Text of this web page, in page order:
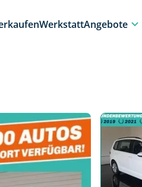
WerkstattAngebote